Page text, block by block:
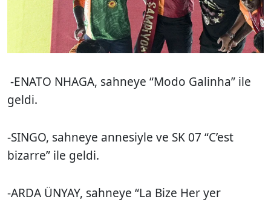
-ENATO NHAGA, sahneye “Modo Galinha” ile
geldi.
-SINGO, sahneye annesiyle ve SK 07 “C’est
bizarre” ile geldi.
-ARDA ÜNYAY, sahneye “La Bize Her yer